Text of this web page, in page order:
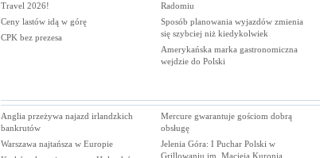
Travel 2026!
Ceny lastów idą w górę
CPK bez prezesa
Radomiu
Sposób planowania wyjazdów zmienia
się szybciej niż kiedykolwiek
Amerykańska marka gastronomiczna
wejdzie do Polski
Anglia przeżywa najazd irlandzkich
bankrutów
Warszawa najtańsza w Europie
Mercure gwarantuje gościom dobrą
obsługę
Jelenia Góra: I Puchar Polski w
Grillowaniu im. Macieja Kuronia